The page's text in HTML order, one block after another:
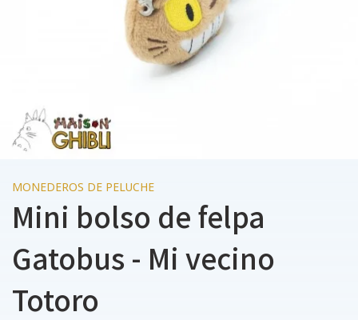
MONEDEROS DE PELUCHE
Mini bolso de felpa
Gatobus - Mi vecino
Totoro